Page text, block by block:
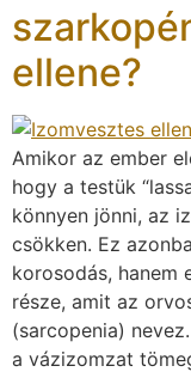
ellene?
Amikor az ember
hogy a testük
könnyen jönni, az
csökken. Ez
korosodás,
része, amit az
(sarcopenia)
a vázizomzat